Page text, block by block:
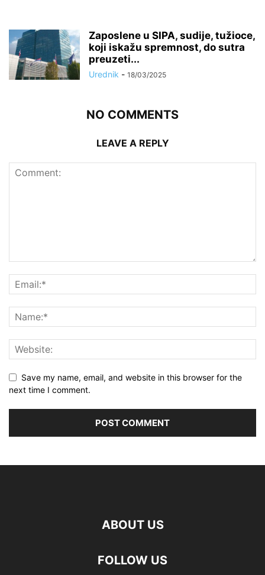
Zaposlene u SIPA, sudije, tužioce,
koji iskažu spremnost, do sutra
preuzeti...
Urednik - 18/03/2025
NO COMMENTS
LEAVE A REPLY
Save my name, email, and website in this browser for the
next time I comment.
ABOUT US
FOLLOW US